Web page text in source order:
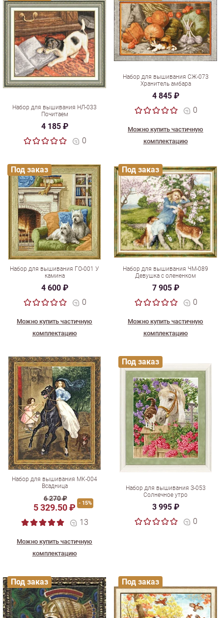
Набор для вышивания НЛ-033
Почитаем
4 185 ₽
0
Набор для вышивания СЖ-073
Хранитель амбара
4 845 ₽
0
Можно купить частичную
комплектацию
Набор для вышивания ГО-001 У
камина
4 600 ₽
0
Можно купить частичную
комплектацию
Под заказ
Набор для вышивания ЧМ-089
Девушка с олененком
7 905 ₽
0
Можно купить частичную
комплектацию
Под заказ
Набор для вышивания МК-004
Всадница
6 270 ₽
5 329.50 ₽ - 15%
13
Можно купить частичную
комплектацию
Набор для вышивания З-053
Солнечное утро
3 995 ₽
0
Под заказ
Под заказ Под заказ